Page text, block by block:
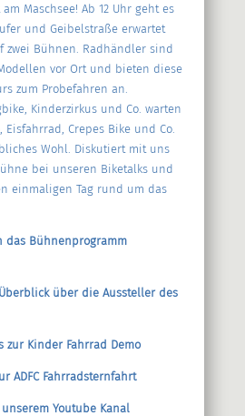
Maschsee! Ab 12 Uhr geht es
und Geibelstraße erwartet
zwei Bühnen. Radhändler sind
vor Ort und bieten diese
zum Probefahren an.
Kinderzirkus und Co. warten
Eisfahrrad, Crepes Bike und Co.
Wohl. Diskutiert mit uns
bei unseren Biketalks und
einmaligen Tag rund um das
Bühnenprogramm
über die Aussteller des
Kinder Fahrrad Demo
ADFC Fahrradsternfahrt
Youtube Kanal